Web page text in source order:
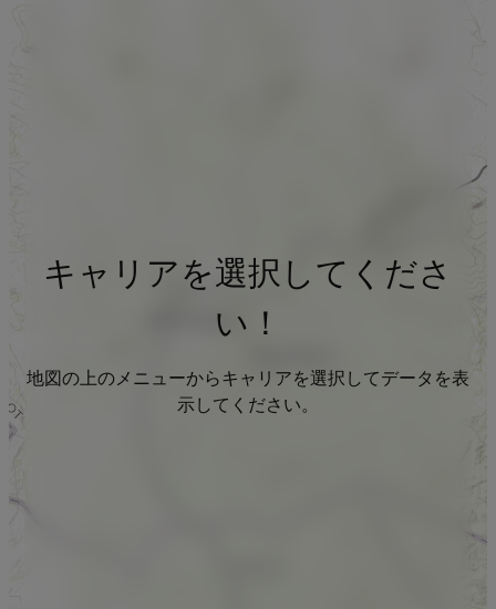
キャリアを選択してくださ
い！
地図の上のメニューからキャリアを選択してデータを表
示してください。